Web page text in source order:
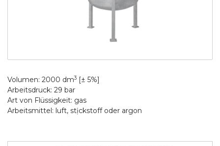
Volumen: 2000 dm3 [± 5%]
Arbeitsdruck: 29 bar
Art von Flüssigkeit: gas
Arbeitsmittel: luft, stịckstoff oder argon